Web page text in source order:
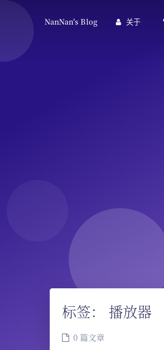
NanNan's Blog 关于
标签： 播放器
0 篇文章